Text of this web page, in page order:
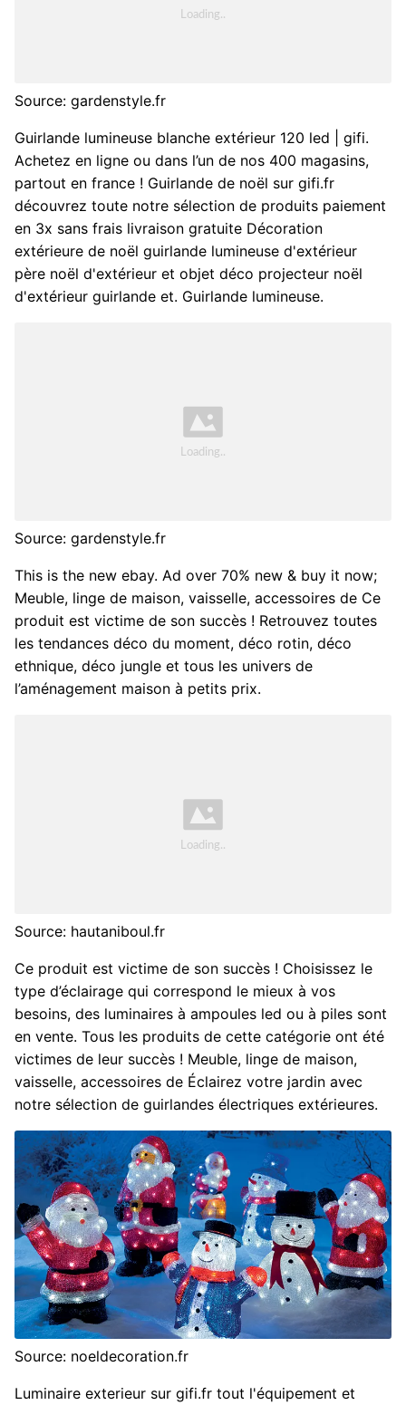
Source: gardenstyle.fr
Guirlande lumineuse blanche extérieur 120 led | gifi.
Achetez en ligne ou dans l’un de nos 400 magasins,
partout en france ! Guirlande de noël sur gifi.fr
découvrez toute notre sélection de produits paiement
en 3x sans frais livraison gratuite Décoration
extérieure de noël guirlande lumineuse d'extérieur
père noël d'extérieur et objet déco projecteur noël
d'extérieur guirlande et. Guirlande lumineuse.
Source: gardenstyle.fr
This is the new ebay. Ad over 70% new & buy it now;
Meuble, linge de maison, vaisselle, accessoires de Ce
produit est victime de son succès ! Retrouvez toutes
les tendances déco du moment, déco rotin, déco
ethnique, déco jungle et tous les univers de
l’aménagement maison à petits prix.
Source: hautaniboul.fr
Ce produit est victime de son succès ! Choisissez le
type d’éclairage qui correspond le mieux à vos
besoins, des luminaires à ampoules led ou à piles sont
en vente. Tous les produits de cette catégorie ont été
victimes de leur succès ! Meuble, linge de maison,
vaisselle, accessoires de Éclairez votre jardin avec
notre sélection de guirlandes électriques extérieures.
Source: noeldecoration.fr
Luminaire exterieur sur gifi.fr tout l'équipement et